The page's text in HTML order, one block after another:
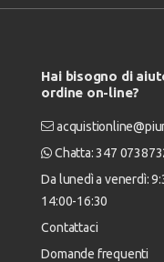
Hai bisogno di
ordine on-line?
Chatta: 347
Da lunedì a venerdì:
14:00-16:30
Contattaci
Domande frequenti